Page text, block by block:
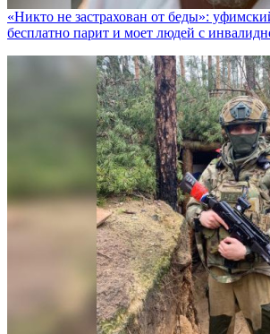
«Никто не заcтрахован от беды»:
бесплатно парит и моет людей с